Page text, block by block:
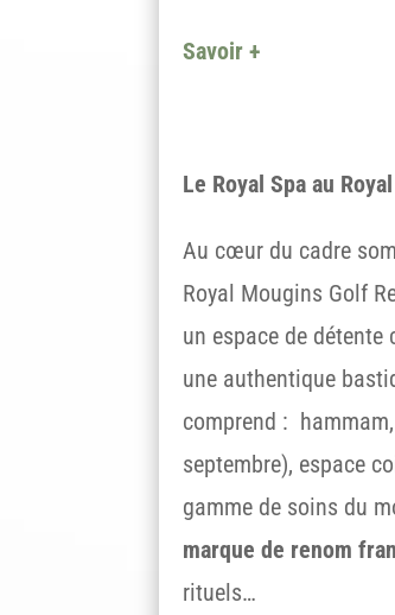
Savoir +
Le Royal Spa au
Au cœur du cadre
Royal Mougins Golf
un espace de détente
une authentique
comprend :
septembre), espace
gamme de soins du
marque de renom
rituels…